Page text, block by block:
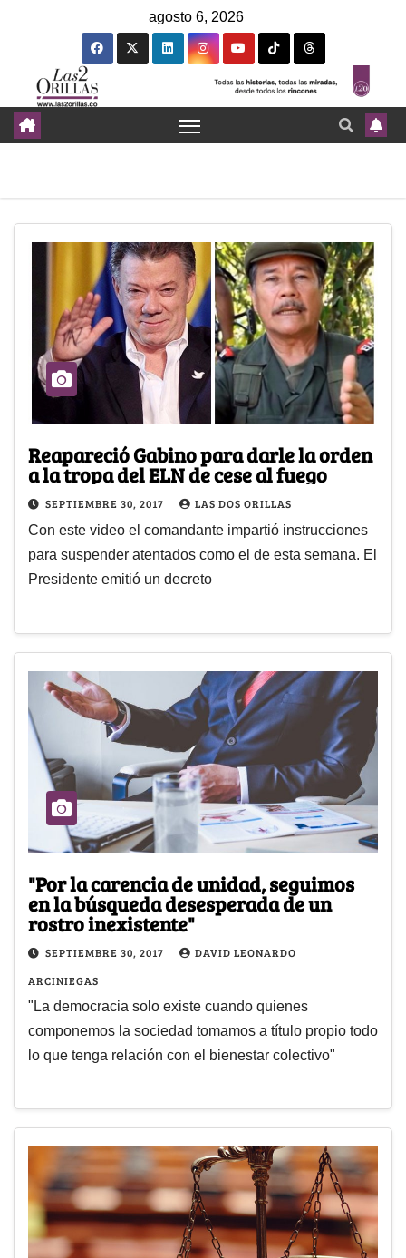
agosto 6, 2026
Reapareció Gabino para darle la orden
a la tropa del ELN de cese al fuego
SEPTIEMBRE 30, 2017 LAS DOS ORILLAS
Con este video el comandante impartió instrucciones
para suspender atentados como el de esta semana. El
Presidente emitió un decreto
"Por la carencia de unidad, seguimos
en la búsqueda desesperada de un
rostro inexistente"
SEPTIEMBRE 30, 2017
DAVID LEONARDO
ARCINIEGAS
"La democracia solo existe cuando quienes
componemos la sociedad tomamos a título propio todo
lo que tenga relación con el bienestar colectivo"